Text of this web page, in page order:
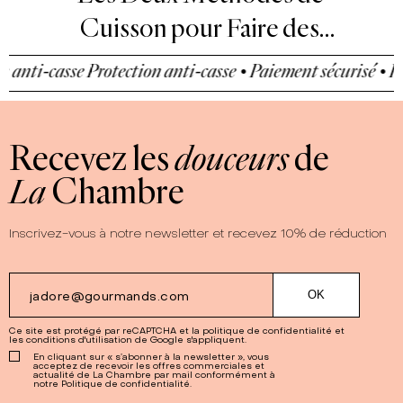
pour Faire des
Confitures
casseProtection anti-casse • Paiement sécurisé •
Recevez lesdouceursde
LaChambre
Inscrivez-vous à notre newsletter et recevez 10% de réduction
Ce site est protégé par reCAPTCHA et la politique de confidentialité et
les conditions d'utilisation de Google s'appliquent.
En cliquant sur « s’abonner à la newsletter », vous
acceptez de recevoir les offres commerciales et
actualité de La Chambre par mail conformément à
notre Politique de confidentialité.